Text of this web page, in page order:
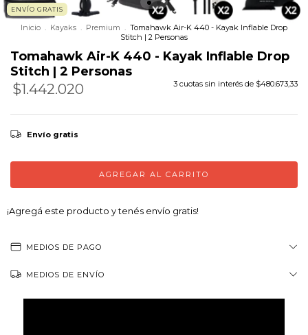
ENVÍO GRATIS
Inicio . Kayaks . Premium . Tomahawk Air-K 440 - Kayak Inflable Drop
Stitch | 2 Personas
Tomahawk Air-K 440 - Kayak Inflable Drop
Stitch | 2 Personas
$1.442.020 3 cuotas sin interés de $480.673,33
$1.191.752,07
Envío gratis
¡Agregá este producto ytenés envío gratis!
MEDIOS DE PAGO
MEDIOS DE ENVÍO